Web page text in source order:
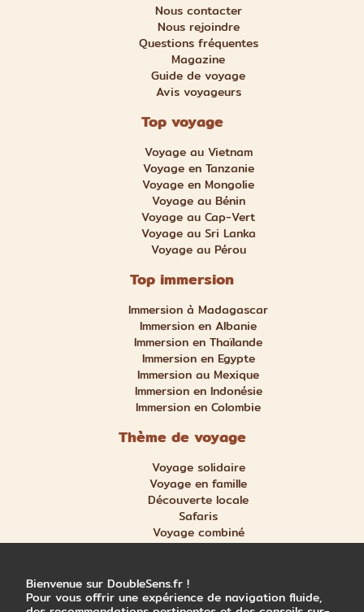
Nous contacter
Nous rejoindre
Questions fréquentes
Magazine
Guide de voyage
Avis voyageurs
Top voyage
Voyage au Vietnam
Voyage en Tanzanie
Voyage en Mongolie
Voyage au Bénin
Voyage au Cap-Vert
Voyage au Sri Lanka
Voyage au Pérou
Top immersion
Immersion à Madagascar
Immersion en Albanie
Immersion en Thaïlande
Immersion en Egypte
Immersion au Mexique
Immersion en Indonésie
Immersion en Colombie
Thème de voyage
Voyage solidaire
Voyage en famille
Découverte locale
Safaris
Voyage combiné
Nature et aventure
Bienvenue sur DoubleSens.fr !
Pour vous offrir une expérience de navigation fluide,